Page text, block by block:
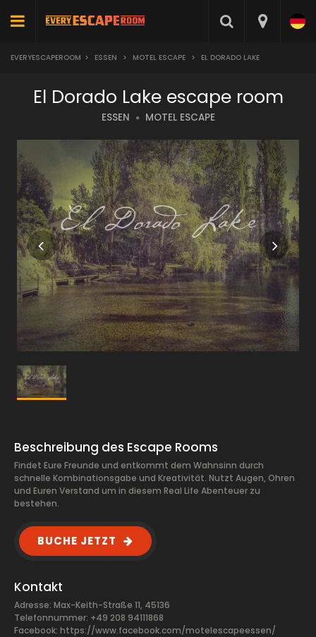
EVERYESCAPEROOM > ESSEN > MOTEL ESCAPE > EL DORADO LAKE
El Dorado Lake escape room
ESSEN MOTEL ESCAPE
Beschreibung des Escape Rooms
Findet Eure Freunde und entkommt dem Wahnsinn durch
schnelle Kombinationsgabe und Kreativität. Nutzt Augen, Ohren
und Euren Verstand um in diesem Real Life Abenteuer zu
bestehen.
BUCHE JETZT
Kontakt
Adresse: Max-Keith-Straße 11, 45136
Telefonnummer: +49 208 94111868
Facebook: https://www.facebook.com/motelescapeessen/